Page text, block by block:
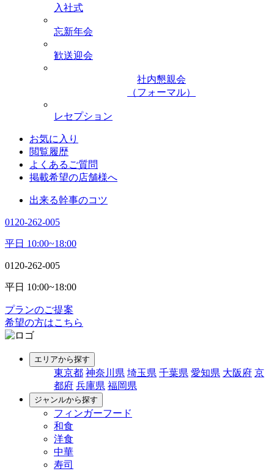
入社式
忘新年会
歓送迎会
社内懇親会
（フォーマル）
レセプション
お気に入り
閲覧履歴
よくあるご質問
掲載希望の店舗様へ
出来る幹事のコツ
0120-262-005
平日 10:00~18:00
0120-262-005
平日 10:00~18:00
プランのご提案
希望の方はこちら
エリアから探す
東京都 神奈川県 埼玉県 千葉県 愛知県 大阪府 京
都府 兵庫県 福岡県
ジャンルから探す
フィンガーフード
和食
洋食
中華
寿司